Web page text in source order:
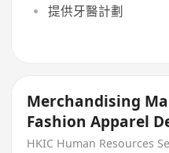
提供牙醫計劃
Merchandising
Fashion Apparel
to Production
HKIC Human Resources